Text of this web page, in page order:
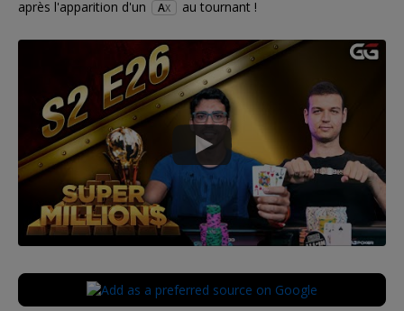
après l'apparition d'un AX au tournant !